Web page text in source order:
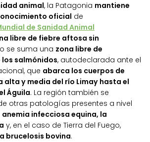
animal, la Patagonia mantiene
oficial de
de Sanidad Animal
libre de fiebre aftosa sin
se suma una zona libre de
salmónidos, autodeclarada ante el
que abarca los cuerpos de
alta y media del río Limay hasta el
Águila. La región también se
otras patologías presentes a nivel
anemia infecciosa equina, la
y, en el caso de Tierra del Fuego,
brucelosis bovina.